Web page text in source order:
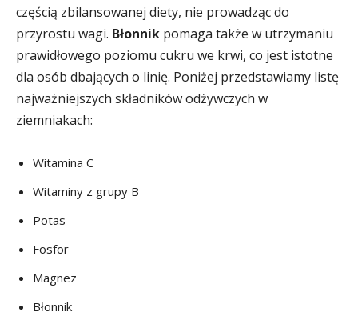
częścią zbilansowanej diety, nie prowadząc do
przyrostu wagi. Błonnik pomaga także w utrzymaniu
prawidłowego poziomu cukru we krwi, co jest istotne
dla osób dbających o linię. Poniżej przedstawiamy listę
najważniejszych składników odżywczych w
ziemniakach:
Witamina C
Witaminy z grupy B
Potas
Fosfor
Magnez
Błonnik